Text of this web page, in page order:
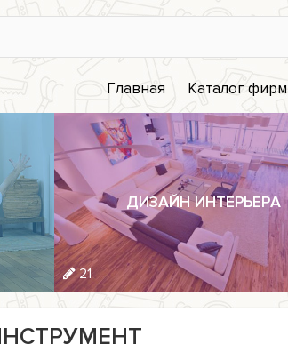
Каталог фирм
Главная
ДИЗАЙН ИНТЕРЬЕРА
21